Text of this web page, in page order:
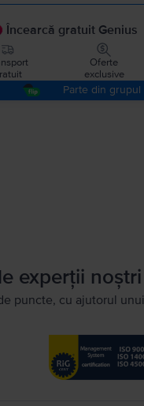
Încearcă gratuit Genius
Oferte
exclusive
Parte din grupul
experții noștri
puncte, cu ajutorul unui